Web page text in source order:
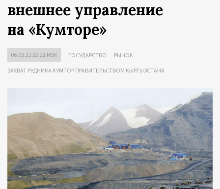
внешнее управление
на «Кумторе»
06.05.21 22:21 MSK ГОСУДАРСТВО РЫНОК
ЗАХВАТ РУДНИКА КУМТОР ПРАВИТЕЛЬСТВОМ КЫРГЫЗСТАНА